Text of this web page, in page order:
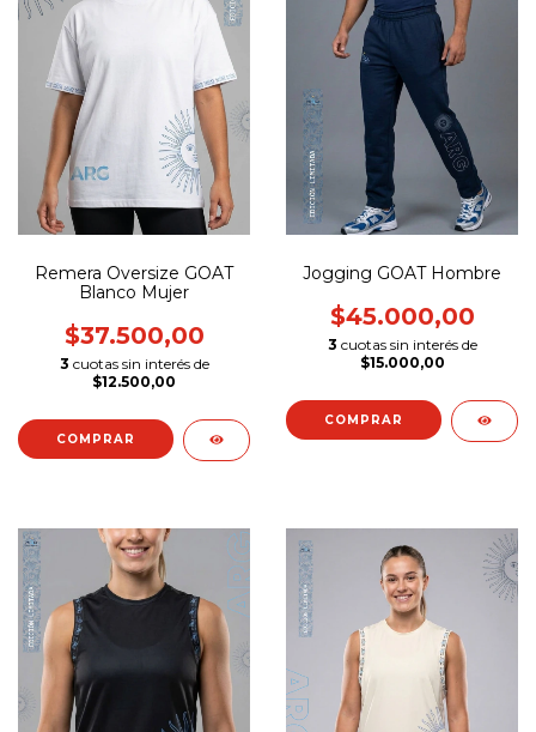
Remera Oversize GOAT
Blanco Mujer
$37.500,00
3 cuotas sin interés de
$12.500,00
COMPRAR
Jogging GOAT Hombre
$45.000,00
3 cuotas sin interés de
$15.000,00
COMPRAR